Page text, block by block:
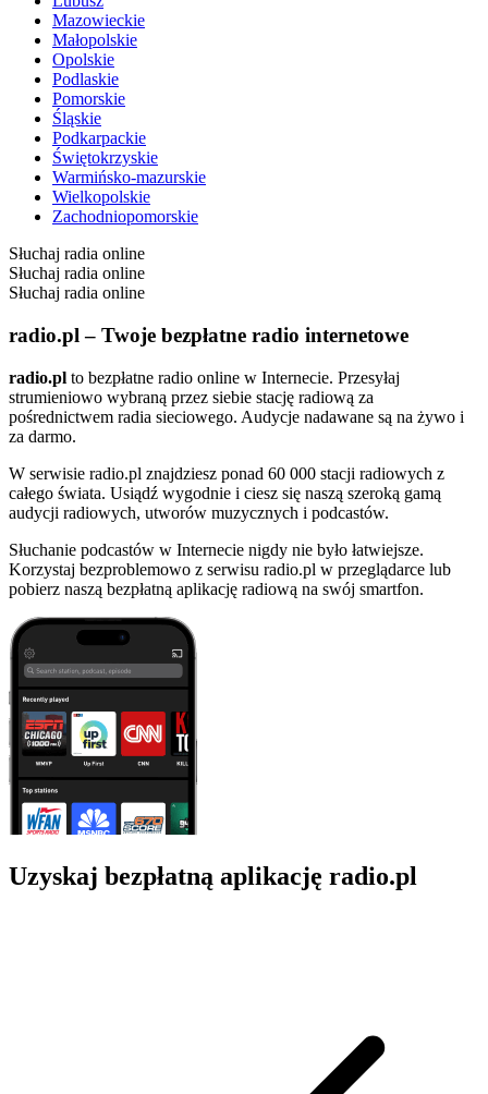
Mazowieckie
Małopolskie
Opolskie
Podlaskie
Pomorskie
Śląskie
Podkarpackie
Świętokrzyskie
Warmińsko-mazurskie
Wielkopolskie
Zachodniopomorskie
Słuchaj radia online
Słuchaj radia online
Słuchaj radia online
radio.pl – Twoje bezpłatne radio internetowe
radio.pl to bezpłatne radio online w Internecie. Przesyłaj
strumieniowo wybraną przez siebie stację radiową za
pośrednictwem radia sieciowego. Audycje nadawane są na żywo i
za darmo.
W serwisie radio.pl znajdziesz ponad 60 000 stacji radiowych z
całego świata. Usiądź wygodnie i ciesz się naszą szeroką gamą
audycji radiowych, utworów muzycznych i podcastów.
Słuchanie podcastów w Internecie nigdy nie było łatwiejsze.
Korzystaj bezproblemowo z serwisu radio.pl w przeglądarce lub
pobierz naszą bezpłatną aplikację radiową na swój smartfon.
Uzyskaj bezpłatną aplikację radio.pl